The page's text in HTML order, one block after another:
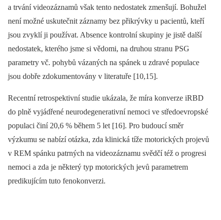
a trvání videozáznamů však tento nedostatek zmenšují. Bohužel
není možné uskutečnit záznamy bez přikrývky u pa­cientů, kteří
jsou zvyklí ji používat. Absence kontrolní skupiny je jistě další
nedostatek, kterého jsme si vědomi, na druhou stranu PSG
parametry vč. pohybů vázaných na spánek u zdravé populace
jsou dobře zdokumentovány v literatuře [10,15].
Recentní retrospektivní studie ukázala, že míra konverze iRBD
do plně vyjádřené neurodegenerativní nemoci ve středoevropské
populaci činí 20,6 % během 5 let [16]. Pro budoucí směr
výzkumu se nabízí otázka, zda klinická tíže motorických projevů
v REM spánku patrných na videozáznamu svědčí též o progresi
nemoci a zda je ně­kte­rý typ motorických jevů parametrem
predikujícím tuto fenokonverzi.